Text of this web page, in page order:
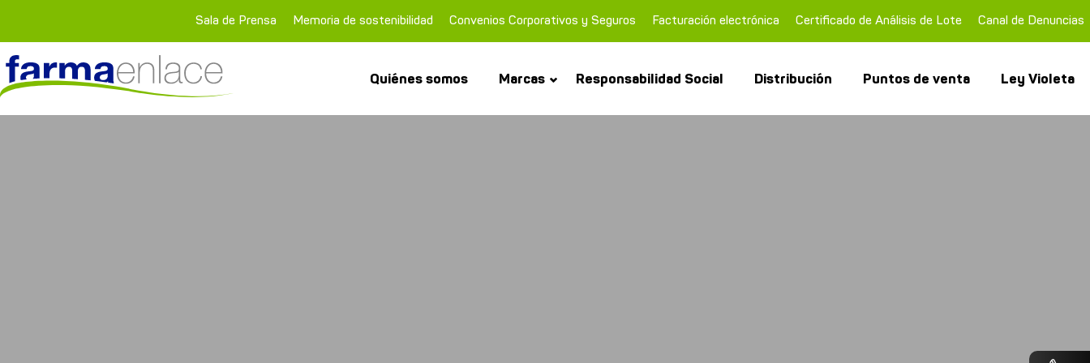
Sala de Prensa Memoria de sostenibilidad Convenios Corporativos y Seguros Facturación electrónica Certificado de Análisis de Lote Canal de Denuncias
Quiénes somos Marcas Responsabilidad Social Distribución Puntos de venta Ley Violeta